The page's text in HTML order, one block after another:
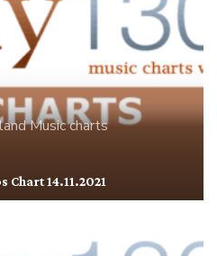
Music charts
14.11.2021